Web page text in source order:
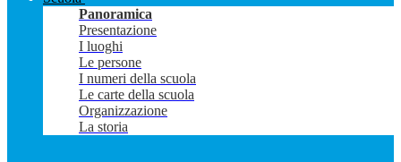
Panoramica
Presentazione
I luoghi
Le persone
I numeri della scuola
Le carte della scuola
Organizzazione
La storia